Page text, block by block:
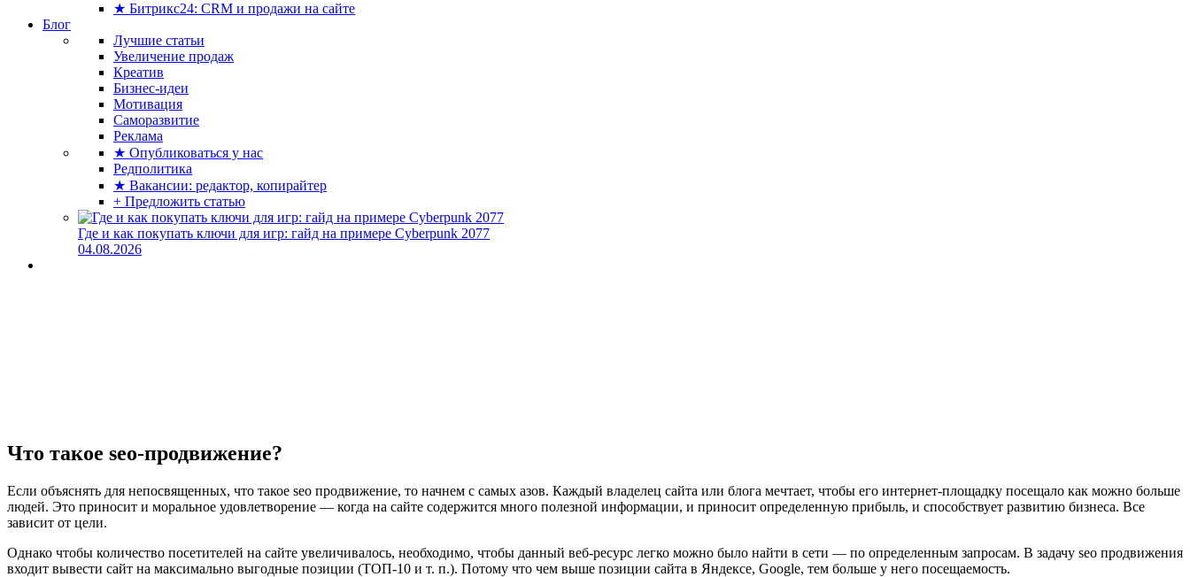
★ Битрикс24: CRM и продажи на сайте
Блог
Лучшие статьи
Увеличение продаж
Креатив
Бизнес-идеи
Мотивация
Саморазвитие
Реклама
★ Опубликоваться у нас
Редполитика
★ Вакансии: редактор, копирайтер
+ Предложить статью
Где и как покупать ключи для игр: гайд на примере Cyberpunk 2077
04.08.2026
Что такое seo-продвижение?
Если объяснять для непосвященных, что такое seo продвижение, то начнем с самых азов. Каждый владелец сайта или блога мечтает, чтобы его интернет-площадку посещало как можно больше
людей. Это приносит и моральное удовлетворение — когда на сайте содержится много полезной информации, и приносит определенную прибыль, и способствует развитию бизнеса. Все
зависит от цели.
Однако чтобы количество посетителей на сайте увеличивалось, необходимо, чтобы данный веб-ресурс легко можно было найти в сети — по определенным запросам. В задачу seo продвижения
входит вывести сайт на максимально выгодные позиции (ТОП-10 и т. п.). Потому что чем выше позиции сайта в Яндексе, Google, тем больше у него посещаемость.